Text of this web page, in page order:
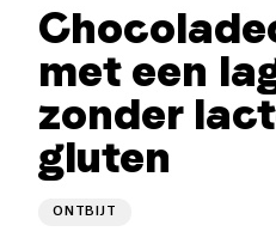
met een
zonder
gluten
ONTBIJT